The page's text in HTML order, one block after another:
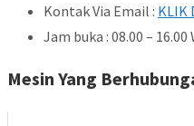
Kontak Via Email : KLIK
Jam buka : 08.00 –
Mesin Yang